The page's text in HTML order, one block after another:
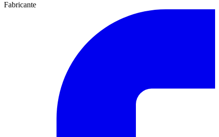
Fabricante